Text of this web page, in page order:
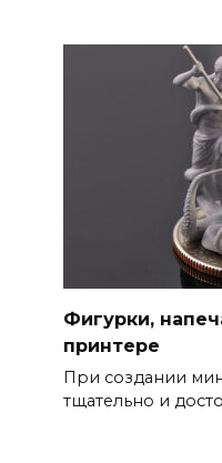
Фигурки,
принтере
При создании
тщательно и